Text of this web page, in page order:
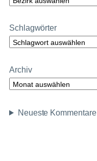
Schlagwörter
Archiv
Neueste Kommentare